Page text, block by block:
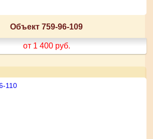
Объект 759-96-109
от 1 400 руб.